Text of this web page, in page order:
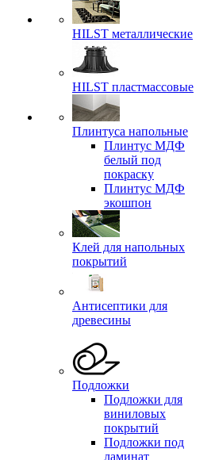
HILST металлические
HILST пластмассовые
Плинтуса напольные
Плинтус МДФ
белый под
покраску
Плинтус МДФ
экошпон
Клей для напольных
покрытий
Антисептики для
древесины
Подложки
Подложки для
виниловых
покрытий
Подложки под
ламинат